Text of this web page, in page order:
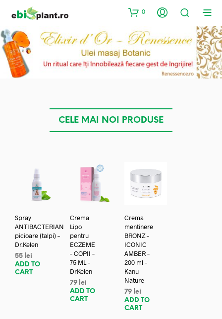
0
CELE MAI NOI PRODUSE
Spray
ANTIBACTERIAN
picioare (talpi) –
Dr.Kelen
55 lei
ADD TO
CART
Crema
Lipo
pentru
ECZEME
– COPII –
75 ML –
DrKelen
79 lei
ADD TO
CART
Crema
mentinere
BRONZ –
ICONIC
AMBER –
200 ml –
Kanu
Nature
79 lei
ADD TO
CART